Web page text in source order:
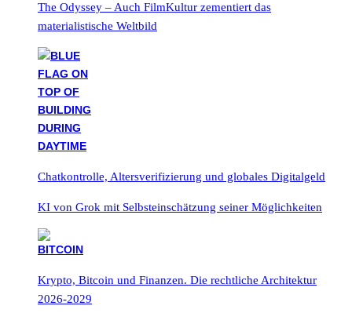
The Odyssey – Auch FilmKultur zementiert das
materialistische Weltbild
Chatkontrolle, Altersverifizierung und globales Digitalgeld
KI von Grok mit Selbsteinschätzung seiner Möglichkeiten
Krypto, Bitcoin und Finanzen. Die rechtliche Architektur
2026-2029